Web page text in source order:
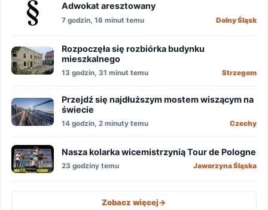
Adwokat aresztowany
7 godzin, 16 minut temu Dolny Śląsk
Rozpoczęła się rozbiórka budynku
mieszkalnego
13 godzin, 31 minut temu Strzegom
Przejdź się najdłuższym mostem wiszącym na
świecie
14 godzin, 2 minuty temu Czechy
Nasza kolarka wicemistrzynią Tour de Pologne
23 godziny temu Jaworzyna Śląska
Zobacz więcej->